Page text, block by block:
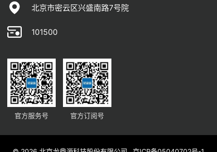
北京市密云区兴盛南路7号院
101500
官方服务号 官方订阅号